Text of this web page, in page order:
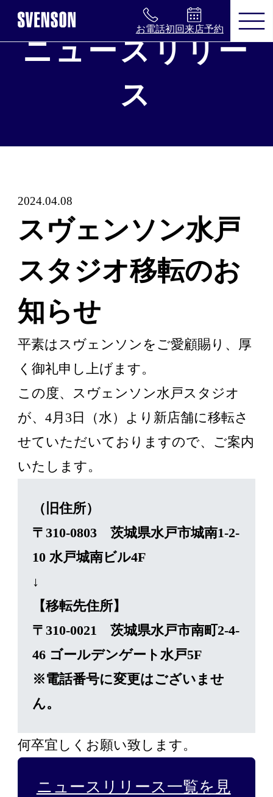
お電話初回来店予約
まずは無料相談を。お気軽にご来店く
※お電話で髪に関するご相談やご予約も可能
0120-17-7109
2回目以降のご来店について
ご契約者様の
WEB予約こちら
はじめての方へ
ヘアケア・増毛サービスを探
す
製品・サービスから探す
ウィッグ・サービス
エクステ・サービス
カット/ケア/コーティング・サー
ビス
髪の悩みから探す
無料相談・お試し体験
ニュースリリー
ス
2024.04.08
スヴェンソン水戸
スタジオ移転のお
知らせ
平素はスヴェンソンをご愛顧賜り、厚
く御礼申し上げます。
この度、スヴェンソン水戸スタジオ
が、4月3日（水）より新店舗に移転さ
せていただいておりますので、ご案内
いたします。
（旧住所）
〒310-0803 茨城県水戸市城南1-2-
10 水戸城南ビル4F
↓
【移転先住所】
〒310-0021 茨城県水戸市南町2-4-
46 ゴールデンゲート水戸5F
※電話番号に変更はございませ
ん。
何卒宜しくお願い致します。
ニュースリリース一覧を見